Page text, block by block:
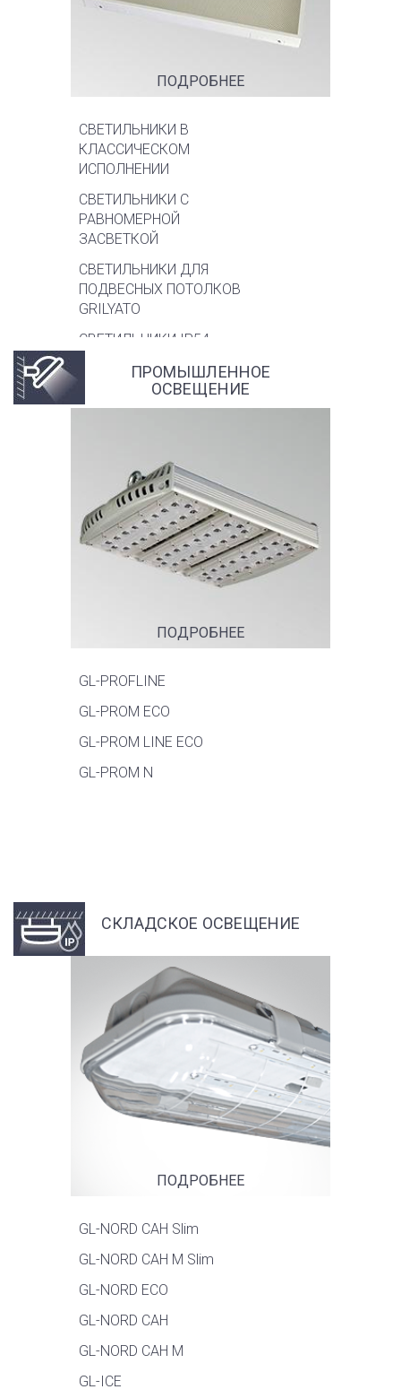
СВЕТИЛЬНИКИ В
КЛАССИЧЕСКОМ
ИСПОЛНЕНИИ
СВЕТИЛЬНИКИ С
РАВНОМЕРНОЙ
ЗАСВЕТКОЙ
СВЕТИЛЬНИКИ ДЛЯ
ПОДВЕСНЫХ ПОТОЛКОВ
GRILYATO
СВЕТИЛЬНИКИ IP54
СВЕТИЛЬНИКИ ДЛЯ
СПОРТИВНЫХ ОБЪЕКТОВ
ПОДРОБНЕЕ
ПРОМЫШЛЕННОЕ
ОСВЕЩЕНИЕ
GL-PROFLINE
GL-PROM ECO
GL-PROM LINE ECO
GL-PROM N
ПОДРОБНЕЕ
СКЛАДСКОЕ ОСВЕЩЕНИЕ
GL-NORD САН Slim
GL-NORD САН М Slim
GL-NORD ECO
GL-NORD САН
GL-NORD САН М
GL-ICE
ПОДРОБНЕЕ